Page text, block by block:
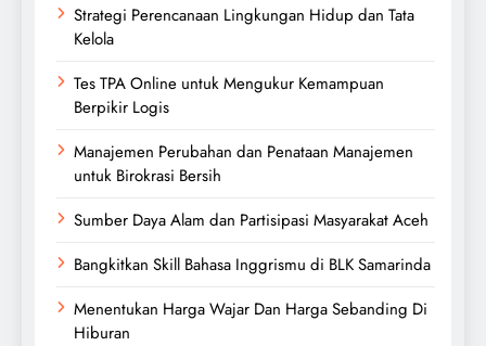
Strategi Perencanaan Lingkungan Hidup dan Tata
Kelola
Tes TPA Online untuk Mengukur Kemampuan
Berpikir Logis
Manajemen Perubahan dan Penataan Manajemen
untuk Birokrasi Bersih
Sumber Daya Alam dan Partisipasi Masyarakat Aceh
Bangkitkan Skill Bahasa Inggrismu di BLK Samarinda
Menentukan Harga Wajar Dan Harga Sebanding Di
Hiburan